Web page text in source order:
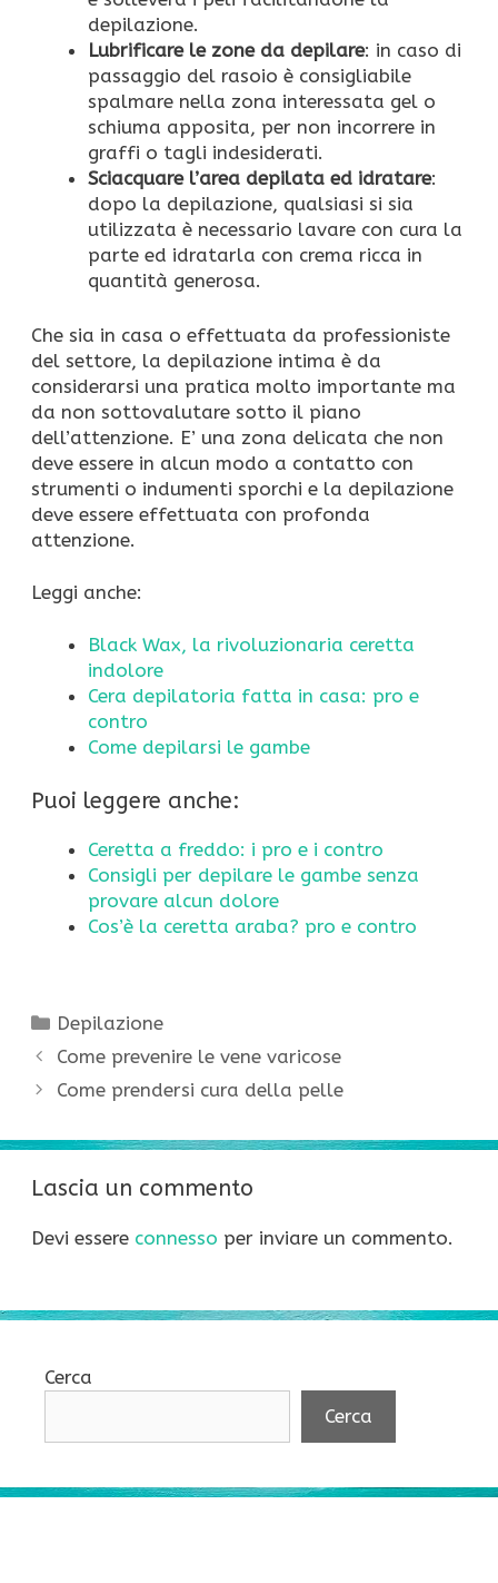
depilazione.
Lubrificare le zone da depilare: in caso di
passaggio del rasoio è consigliabile
spalmare nella zona interessata gel o
schiuma apposita, per non incorrere in
graffi o tagli indesiderati.
Sciacquare l’area depilata ed idratare:
dopo la depilazione, qualsiasi si sia
utilizzata è necessario lavare con cura la
parte ed idratarla con crema ricca in
quantità generosa.
Che sia in casa o effettuata da professioniste
del settore, la depilazione intima è da
considerarsi una pratica molto importante ma
da non sottovalutare sotto il piano
dell’attenzione. E’ una zona delicata che non
deve essere in alcun modo a contatto con
strumenti o indumenti sporchi e la depilazione
deve essere effettuata con profonda
attenzione.
Leggi anche:
Black Wax, la rivoluzionaria ceretta
indolore
Cera depilatoria fatta in casa: pro e
contro
Come depilarsi le gambe
Puoi leggere anche:
Ceretta a freddo: i pro e i contro
Consigli per depilare le gambe senza
provare alcun dolore
Cos’è la ceretta araba? pro e contro
Categorie
Depilazione
Come prevenire le vene varicose
Come prendersi cura della pelle
Lascia un commento
Devi essere connesso per inviare un commento.
Cerca
Cerca